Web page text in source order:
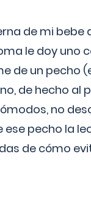
de mi bebe
le doy uno
de un pecho
de hecho al
no
ese pecho la
de cómo